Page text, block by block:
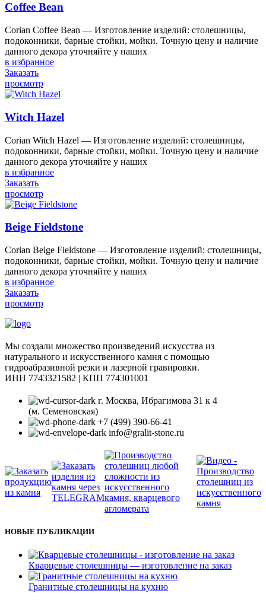
Coffee Bean
Corian Coffee Bean — Изготовление изделий: столешницы,
подоконники, барные стойки, мойки. Точную цену и наличие
данного декора уточняйте у наших
в избранное
Заказать
просмотр
Witch Hazel
Corian Witch Hazel — Изготовление изделий: столешницы,
подоконники, барные стойки, мойки. Точную цену и наличие
данного декора уточняйте у наших
в избранное
Заказать
просмотр
Beige Fieldstone
Corian Beige Fieldstone — Изготовление изделий: столешницы,
подоконники, барные стойки, мойки. Точную цену и наличие
данного декора уточняйте у наших
в избранное
Заказать
просмотр
Мы создали множество произведений искусства из
натурального и искусственного камня с помощью
гидроабразивной резки и лазерной гравировки.
ИНН 7743321582 | КПП 774301001
г. Москва, Ибрагимова 31 к 4
(м. Семеновская)
+7 (499) 390-66-41
info@gralit-stone.ru
НОВЫЕ ПУБЛИКАЦИИ
Кварцевые столешницы — изготовление на заказ
Гранитные столешницы на кухню